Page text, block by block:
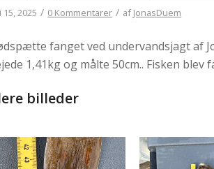
15, 2025 / 0 Kommentarer / afJonasDuem
fanget ved undervandsjagt af
1,41kg og målte 50cm.. Fisken blev
billeder